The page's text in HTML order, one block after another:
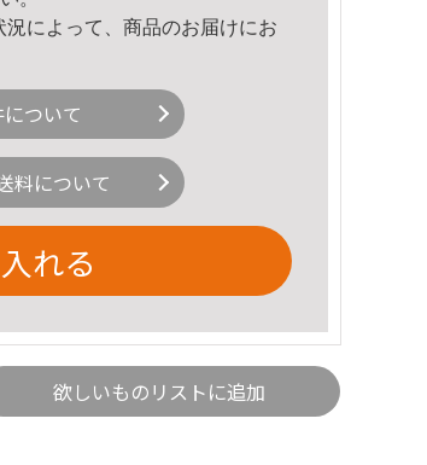
によって、商品のお届けにお
ついて
料について
れる
欲しいものリストに追加